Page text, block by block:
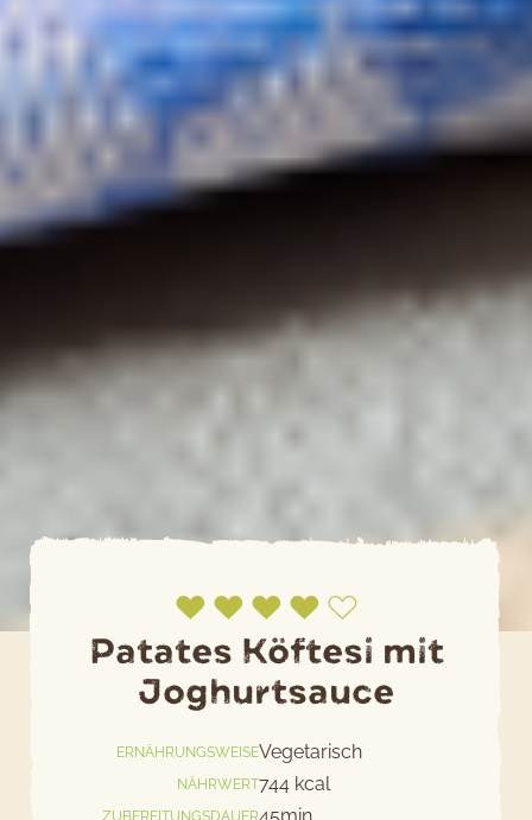
Jetzt bewerten
Patates Köftesi mit
Joghurtsauce
ERNÄHRUNGSWEISEVegetarisch
NÄHRWERT744 kcal
ZUBEREITUNGSDAUER